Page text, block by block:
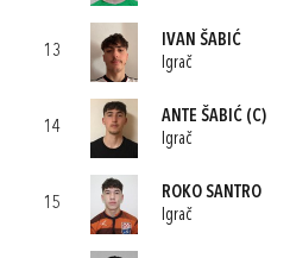
13
IVAN ŠABIĆ
Igrač
14
ANTE ŠABIĆ (C)
Igrač
15
ROKO SANTRO
Igrač